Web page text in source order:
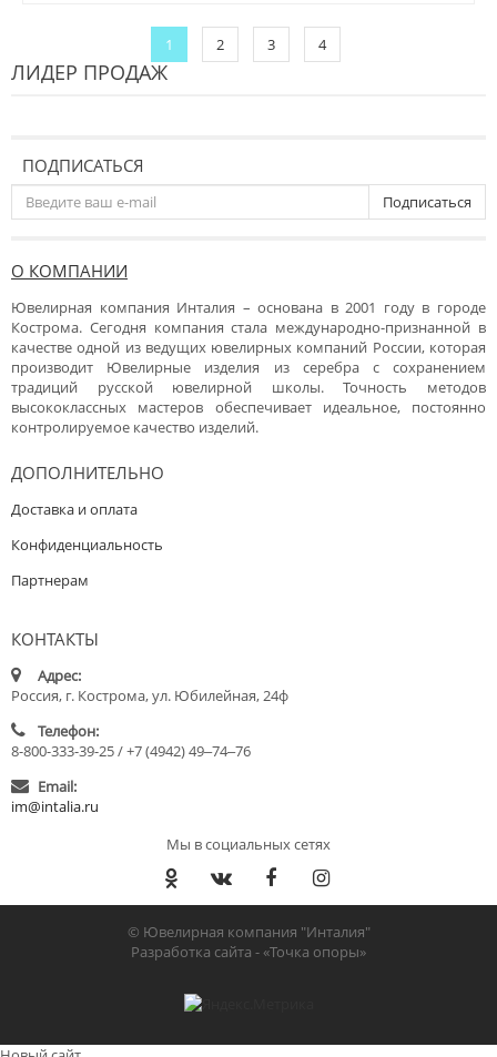
1 2 3 4
ЛИДЕР ПРОДАЖ
ПОДПИСАТЬСЯ
Подписаться
О КОМПАНИИ
Ювелирная компания Инталия – основана в 2001 году в городе
Кострома. Сегодня компания стала международно-признанной в
качестве одной из ведущих ювелирных компаний России, которая
производит Ювелирные изделия из серебра с сохранением
традиций русской ювелирной школы. Точность методов
высококлассных мастеров обеспечивает идеальное, постоянно
контролируемое качество изделий.
ДОПОЛНИТЕЛЬНО
Доставка и оплата
Конфиденциальность
Партнерам
КОНТАКТЫ
Адрес:
Россия, г. Кострома, ул. Юбилейная, 24ф
Телефон:
8-800-333-39-25 / +7 (4942) 49‒74‒76
Email:
im@intalia.ru
Мы в социальных сетях
© Ювелирная компания "Инталия"
Разработка сайта -«Точка опоры»